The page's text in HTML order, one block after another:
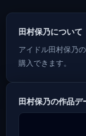
田村保乃について
アイドル田村保乃
購入できます。
田村保乃の作品デ